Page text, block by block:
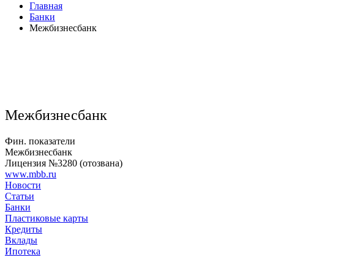
Главная
Банки
Межбизнесбанк
Межбизнесбанк
Фин. показатели
Межбизнесбанк
Лицензия №3280 (отозвана)
www.mbb.ru
Новости
Статьи
Банки
Пластиковые карты
Кредиты
Вклады
Ипотека